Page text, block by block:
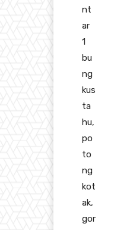
nt
ar
1
bu
ng
kus
ta
hu,
po
to
ng
kot
ak,
gor